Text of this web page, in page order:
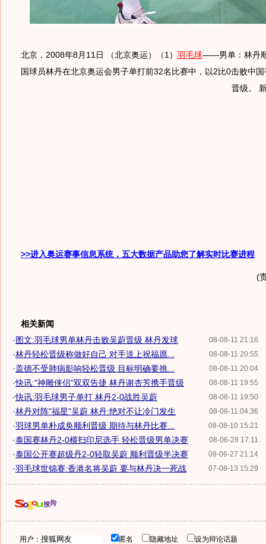
北京，2008年8月11日 （北京奥运）（1） 羽毛球——男单：林丹
国球员林丹在北京奥运会男子单打前32名比赛中，以2比0击败中
晋级。
>>进入奥运赛事信息系统，五大数据产品助您了解实时比赛进程
(
相关新闻
08-08-11 21:16
·图文:羽毛球男单林丹击败吴蔚晋级 林丹发球
08-08-11 20:55
·林丹轻松晋级称做好自己 对手送上祝福愿...
08-08-11 20:04
·盖德不受肺病影响轻松晋级 目标明确要挑...
08-08-11 19:55
·快讯:"神雕侠侣"双双告捷 林丹谢杏芳携手晋级
08-08-11 19:50
·快讯:羽毛球男子单打 林丹2-0战胜吴蔚
08-08-11 04:36
·林丹对阵"福星"吴蔚 林丹:绝对不让冷门发生
08-08-10 15:21
·羽球男单朴成奂顺利晋级 期待与林丹比赛...
08-06-28 17:11
·泰国赛林丹2-0横扫印尼选手 轻松晋级男单决赛
08-06-27 21:14
·泰国公开赛超级丹2-0轻取吴蔚 顺利晋级半决赛
07-08-13 15:29
·羽毛球世锦赛:香港名将吴蔚 要与林丹决一死战
用户： 匿名 隐藏地址
设为辩论话题